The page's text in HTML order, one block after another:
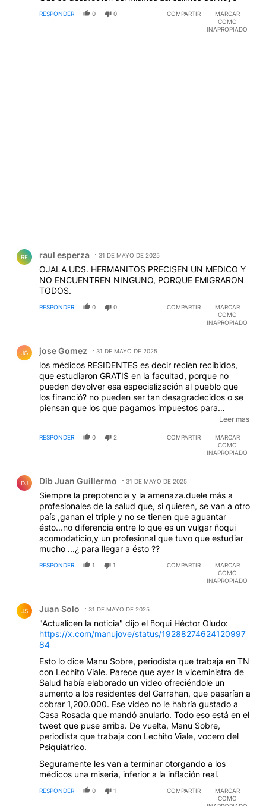
RESPONDER 0 0 COMPARTIR
MARCAR
COMO
INAPROPIADO
RE raul esperza 31 DE MAYO DE 2025
OJALA UDS. HERMANITOS PRECISEN UN MEDICO Y
NO ENCUENTREN NINGUNO, PORQUE EMIGRARON
TODOS.
RESPONDER 0 0 COMPARTIR
MARCAR
COMO
INAPROPIADO
JG jose Gomez 31 DE MAYO DE 2025
los médicos RESIDENTES es decir recien recibidos,
que estudiaron GRATIS en la facultad, porque no
pueden devolver esa especialización al pueblo que
los financió? no pueden ser tan desagradecidos o se
piensan que los que pagamos impuestos para
solventar entre otras cosas su estudios tambien
mayores? jejeje
Leer mas
RESPONDER 0 2 COMPARTIR
MARCAR
COMO
INAPROPIADO
DJ Dib Juan Guillermo 31 DE MAYO DE 2025
Siempre la prepotencia y la amenaza.duele más a
profesionales de la salud que, si quieren, se van a otro
país ,ganan el triple y no se tienen que aguantar
ésto...no diferencia entre lo que es un vulgar ñoqui
acomodaticio,y un profesional que tuvo que estudiar
mucho ...¿ para llegar a ésto ??
RESPONDER 1 1 COMPARTIR
MARCAR
COMO
INAPROPIADO
JS Juan Solo 31 DE MAYO DE 2025
"Actualicen la noticia" dijo el ñoqui Héctor Oludo:
https://x.com/manujove/status/19288274624120997
84
Esto lo dice Manu Sobre, periodista que trabaja en TN
con Lechito Viale. Parece que ayer la viceministra de
Salud había elaborado un video ofreciéndole un
aumento a los residentes del Garrahan, que pasarían a
cobrar 1,200.000. Ese video no le habría gustado a
Casa Rosada que mandó anularlo. Todo eso está en el
tweet que puse arriba. De vuelta, Manu Sobre,
periodista que trabaja con Lechito Viale, vocero del
Psiquiátrico.
Seguramente les van a terminar otorgando a los
médicos una miseria, inferior a la inflación real.
RESPONDER 0 1 COMPARTIR
MARCAR
COMO